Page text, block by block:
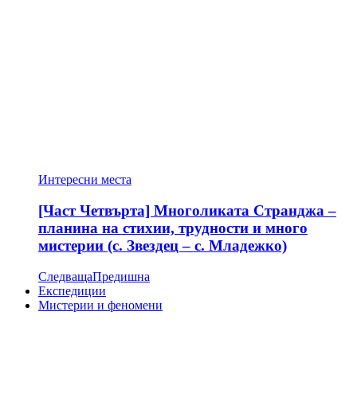
Интересни места
[Част Четвърта] Многоликата Странджа –
планина на стихии, трудности и много
мистерии (с. Звездец – с. Младежко)
СледващаПредишна
Експедиции
Мистерии и феномени